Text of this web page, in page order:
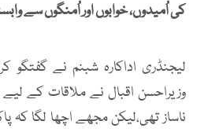
کی اُمیدوں، خوابوں اور اُمنگوں سے
لیجنڈری اداکارہ شبنم نے گفتگو
وزیراحسن اقبال نے ملاقات کے
ناساز تھی،لیکن مجھے اچھا لگا